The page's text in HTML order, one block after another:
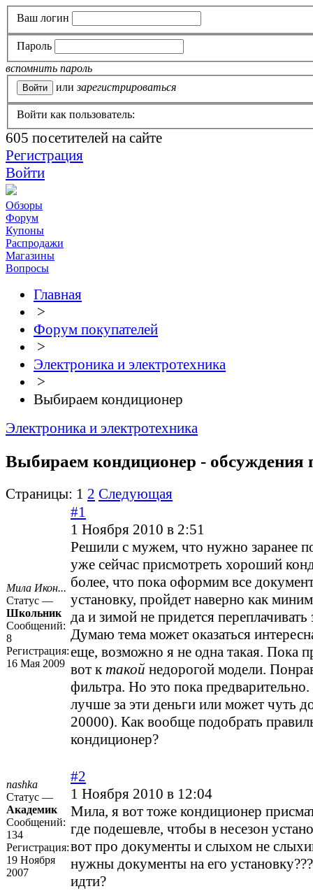
Ваш логин
Пароль
вспомнить пароль
или зарегистрироваться
Войти как пользователь:
605 посетителей на сайте
Регистрация
Войти
Обзоры
Форум
Купоны
Распродажи
Магазины
Вопросы
Главная
>
Форум покупателей
>
Электроника и электротехника
>
Выбираем кондиционер
Электроника и электротехника
Выбираем кондиционер - обсуждения
Страницы: 1 2 Следующая
Мила Икон...
Статус —
Школьник
Сообщений:
8
Регистрация:
16 Мая 2009
#1
1 Ноября 2010 в 2:51
Решили с мужем, что нужно заранее
уже сейчас присмотреть хороший
более, что пока оформим все
установку, пройдет наверно как
да и зимой не придется переплачивать
Думаю тема может оказаться
еще, возможно я не одна такая. Пока
вот ктакой недорогой модели.
фильтра. Но это пока
лучше за эти деньги или может чуть
20000). Как вообще подобрать
кондиционер?
nashka
Статус —
Академик
Сообщений:
134
Регистрация:
19 Ноября
2007
#2
1 Ноября 2010 в 12:04
Мила, я вот тоже кондиционер
где подешевле, чтобы в несезон
вот про документы и слыхом не
нужны документы на его
идти?